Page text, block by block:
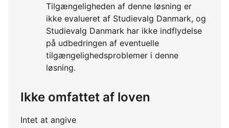
Tilgængeligheden af denne løsning er
ikke evalueret af Studievalg Danmark, og
Studievalg Danmark har ikke indflydelse
på udbedringen af eventuelle
tilgængelighedsproblemer i denne
løsning.
Ikke omfattet af loven
Intet at angive